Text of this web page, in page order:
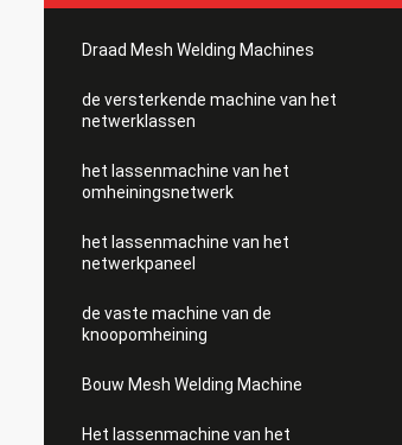
Draad Mesh Welding Machines
de versterkende machine van het
netwerklassen
het lassenmachine van het
omheiningsnetwerk
het lassenmachine van het
netwerkpaneel
de vaste machine van de
knoopomheining
Bouw Mesh Welding Machine
Het lassenmachine van het